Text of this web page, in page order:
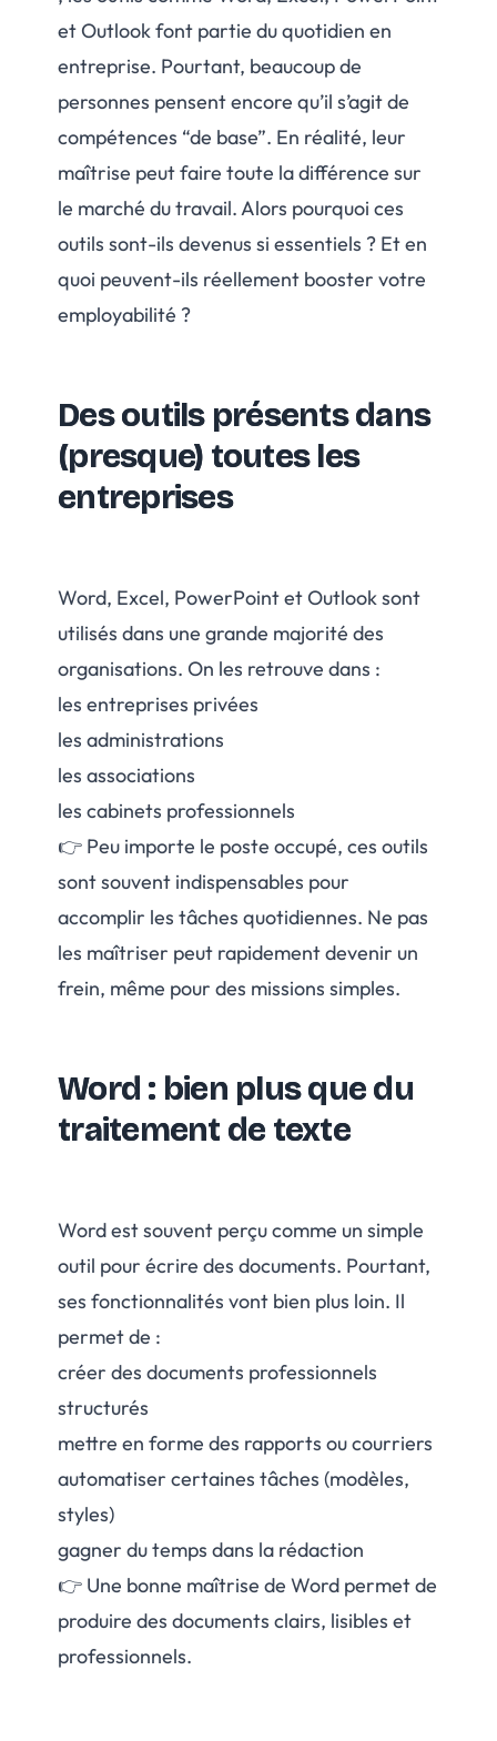
et Outlook font partie du quotidien en
entreprise. Pourtant, beaucoup de
personnes pensent encore qu’il s’agit de
compétences “de base”. En réalité, leur
maîtrise peut faire toute la différence sur
le marché du travail. Alors pourquoi ces
outils sont-ils devenus si essentiels ? Et en
quoi peuvent-ils réellement booster votre
employabilité ?
Des outils présents dans
(presque) toutes les
entreprises
Word, Excel, PowerPoint et Outlook sont
utilisés dans une grande majorité des
organisations. On les retrouve dans :
les entreprises privées
les administrations
les associations
les cabinets professionnels
👉 Peu importe le poste occupé, ces outils
sont souvent indispensables pour
accomplir les tâches quotidiennes. Ne pas
les maîtriser peut rapidement devenir un
frein, même pour des missions simples.
Word : bien plus que du
traitement de texte
Word est souvent perçu comme un simple
outil pour écrire des documents. Pourtant,
ses fonctionnalités vont bien plus loin. Il
permet de :
créer des documents professionnels
structurés
mettre en forme des rapports ou courriers
automatiser certaines tâches (modèles,
styles)
gagner du temps dans la rédaction
👉 Une bonne maîtrise de Word permet de
produire des documents clairs, lisibles et
professionnels.